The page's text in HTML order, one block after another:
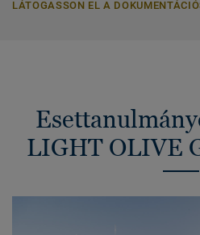
LÁTOGASSON EL A
LIGHT OLIVE